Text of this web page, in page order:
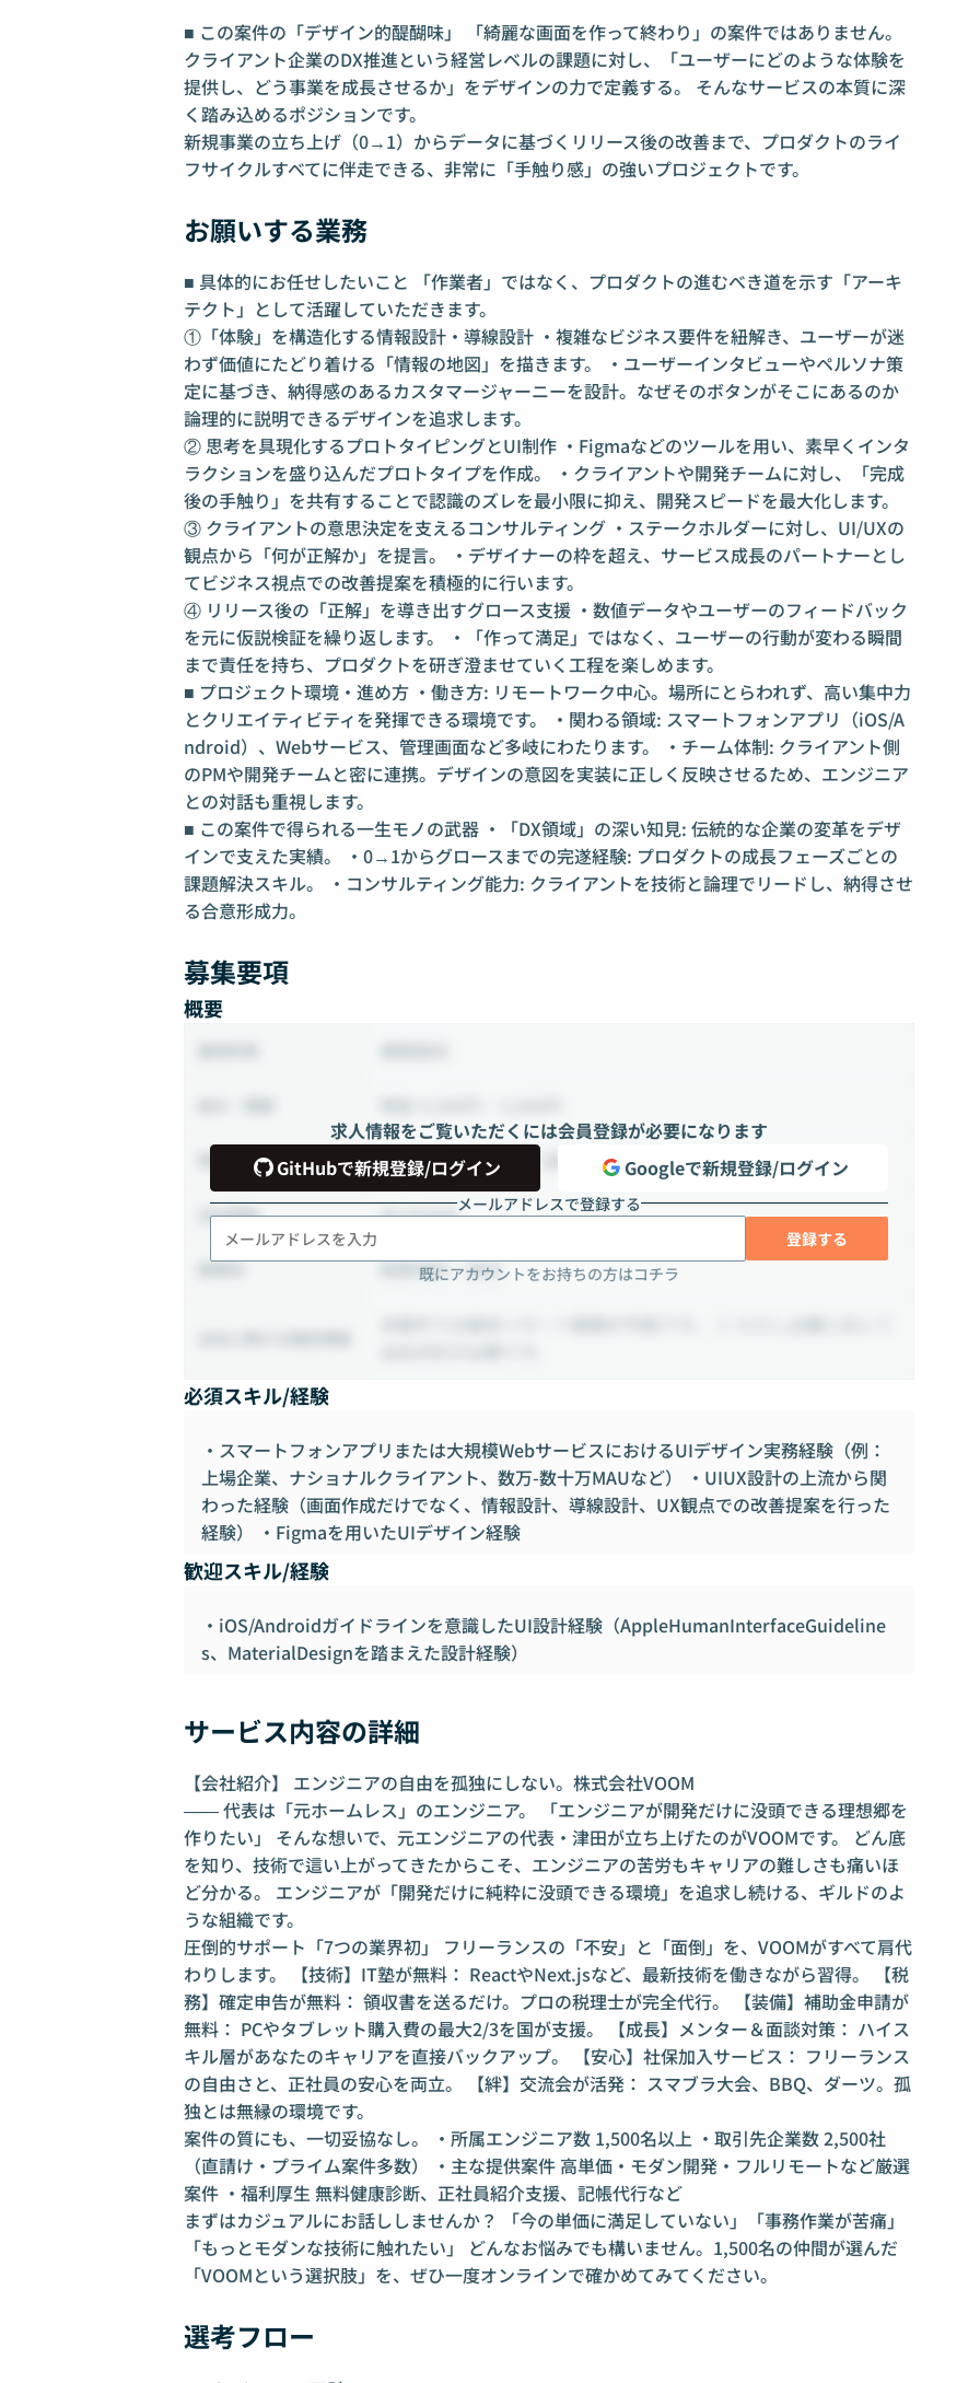
■ この案件の「デザイン的醍醐味」 「綺麗な画面を作って終わり」の案件ではありません。
クライアント企業のDX推進という経営レベルの課題に対し、「ユーザーにどのような体験を
提供し、どう事業を成長させるか」をデザインの力で定義する。 そんなサービスの本質に深
く踏み込めるポジションです。
新規事業の立ち上げ（0→1）からデータに基づくリリース後の改善まで、プロダクトのライ
フサイクルすべてに伴走できる、非常に「手触り感」の強いプロジェクトです。
お願いする業務
■ 具体的にお任せしたいこと 「作業者」ではなく、プロダクトの進むべき道を示す「アーキ
テクト」として活躍していただきます。
①「体験」を構造化する情報設計・導線設計 ・複雑なビジネス要件を紐解き、ユーザーが迷
わず価値にたどり着ける「情報の地図」を描きます。 ・ユーザーインタビューやペルソナ策
定に基づき、納得感のあるカスタマージャーニーを設計。なぜそのボタンがそこにあるのか
論理的に説明できるデザインを追求します。
② 思考を具現化するプロトタイピングとUI制作 ・Figmaなどのツールを用い、素早くインタ
ラクションを盛り込んだプロトタイプを作成。 ・クライアントや開発チームに対し、「完成
後の手触り」を共有することで認識のズレを最小限に抑え、開発スピードを最大化します。
③ クライアントの意思決定を支えるコンサルティング ・ステークホルダーに対し、UI/UXの
観点から「何が正解か」を提言。 ・デザイナーの枠を超え、サービス成長のパートナーとし
てビジネス視点での改善提案を積極的に行います。
④ リリース後の「正解」を導き出すグロース支援 ・数値データやユーザーのフィードバック
を元に仮説検証を繰り返します。 ・「作って満足」ではなく、ユーザーの行動が変わる瞬間
まで責任を持ち、プロダクトを研ぎ澄ませていく工程を楽しめます。
■ プロジェクト環境・進め方 ・働き方: リモートワーク中心。場所にとらわれず、高い集中力
とクリエイティビティを発揮できる環境です。 ・関わる領域: スマートフォンアプリ（iOS/A
ndroid）、Webサービス、管理画面など多岐にわたります。 ・チーム体制: クライアント側
のPMや開発チームと密に連携。デザインの意図を実装に正しく反映させるため、エンジニア
との対話も重視します。
■ この案件で得られる一生モノの武器 ・「DX領域」の深い知見: 伝統的な企業の変革をデザ
インで支えた実績。 ・0→1からグロースまでの完遂経験: プロダクトの成長フェーズごとの
課題解決スキル。 ・コンサルティング能力: クライアントを技術と論理でリードし、納得させ
る合意形成力。
募集要項
概要
求人情報をご覧いただくには会員登録が必要になります
GitHubで新規登録/ログイン
Googleで新規登録/ログイン
メールアドレスで登録する
登録する
既にアカウントをお持ちの方はコチラ
稼働時間 140時間 ~ 180時間（週35 ~ 45時間）
出社頻度 月1日出社
勤務地 勤務場所：東京
必須スキル/経験
・スマートフォンアプリまたは大規模WebサービスにおけるUIデザイン実務経験（例：
上場企業、ナショナルクライアント、数万-数十万MAUなど） ・UIUX設計の上流から関
わった経験（画面作成だけでなく、情報設計、導線設計、UX観点での改善提案を行った
経験） ・Figmaを用いたUIデザイン経験
歓迎スキル/経験
・iOS/Androidガイドラインを意識したUI設計経験（AppleHumanInterfaceGuideline
s、MaterialDesignを踏まえた設計経験）
サービス内容の詳細
【会社紹介】 エンジニアの自由を孤独にしない。株式会社VOOM
―― 代表は「元ホームレス」のエンジニア。 「エンジニアが開発だけに没頭できる理想郷を
作りたい」 そんな想いで、元エンジニアの代表・津田が立ち上げたのがVOOMです。 どん底
を知り、技術で這い上がってきたからこそ、エンジニアの苦労もキャリアの難しさも痛いほ
ど分かる。 エンジニアが「開発だけに純粋に没頭できる環境」を追求し続ける、ギルドのよ
うな組織です。
圧倒的サポート「7つの業界初」 フリーランスの「不安」と「面倒」を、VOOMがすべて肩代
わりします。 【技術】IT塾が無料： ReactやNext.jsなど、最新技術を働きながら習得。 【税
務】確定申告が無料： 領収書を送るだけ。プロの税理士が完全代行。 【装備】補助金申請が
無料： PCやタブレット購入費の最大2/3を国が支援。 【成長】メンター＆面談対策： ハイス
キル層があなたのキャリアを直接バックアップ。 【安心】社保加入サービス： フリーランス
の自由さと、正社員の安心を両立。 【絆】交流会が活発： スマブラ大会、BBQ、ダーツ。孤
独とは無縁の環境です。
案件の質にも、一切妥協なし。 ・所属エンジニア数 1,500名以上 ・取引先企業数 2,500社
（直請け・プライム案件多数） ・主な提供案件 高単価・モダン開発・フルリモートなど厳選
案件 ・福利厚生 無料健康診断、正社員紹介支援、記帳代行など
まずはカジュアルにお話ししませんか？ 「今の単価に満足していない」「事務作業が苦痛」
「もっとモダンな技術に触れたい」 どんなお悩みでも構いません。1,500名の仲間が選んだ
「VOOMという選択肢」を、ぜひ一度オンラインで確かめてみてください。
選考フロー